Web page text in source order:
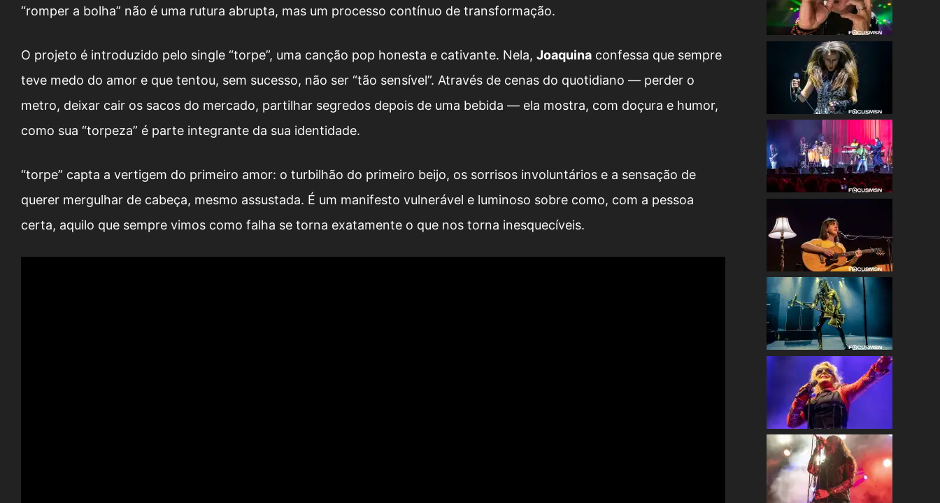
“romper a bolha” não é uma rutura abrupta, mas um processo contínuo de transformação.
O projeto é introduzido pelo single “torpe”, uma canção pop honesta e cativante. Nela, Joaquina confessa que sempre
teve medo do amor e que tentou, sem sucesso, não ser “tão sensível”. Através de cenas do quotidiano — perder o
metro, deixar cair os sacos do mercado, partilhar segredos depois de uma bebida — ela mostra, com doçura e humor,
como sua “torpeza” é parte integrante da sua identidade.
“torpe” capta a vertigem do primeiro amor: o turbilhão do primeiro beijo, os sorrisos involuntários e a sensação de
querer mergulhar de cabeça, mesmo assustada. É um manifesto vulnerável e luminoso sobre como, com a pessoa
certa, aquilo que sempre vimos como falha se torna exatamente o que nos torna inesquecíveis.